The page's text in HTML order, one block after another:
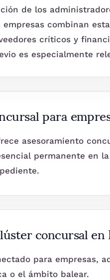
de los
empresas combinan
críticos y
es especialmente
para
asesoramiento
permanente en
concursal
para empresas,
o el ámbito balear.